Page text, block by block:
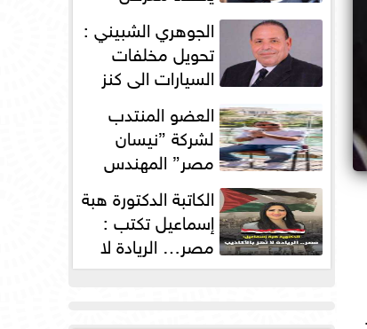
دورته الأولى الجوهري الشبيني :
تحويل مخلفات
السيارات الي كنز
بمليارات الدولارات
العضو المنتدب
لشركة ”نيسان
مصر” المهندس
محمد عبد الصمد:
2025 عامًا استثنائيًا... الكاتبة الدكتورة هبة
إسماعيل تكتب :
مصر… الريادة لا
تُهز بالأكاذيب